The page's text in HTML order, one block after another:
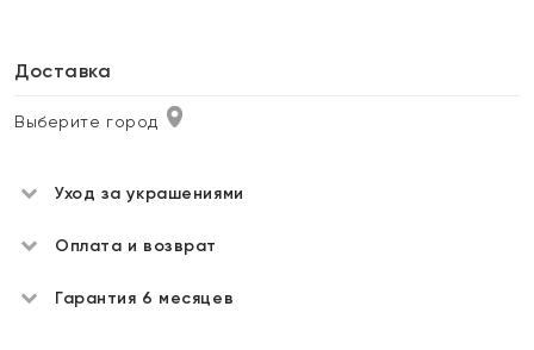
Доставка
Выберите город
Уход за украшениями
Оплата и возврат
Гарантия 6 месяцев